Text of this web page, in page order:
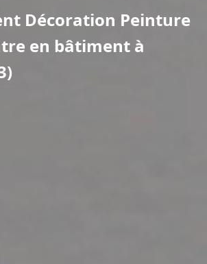
Décoration Peinture
en bâtiment à